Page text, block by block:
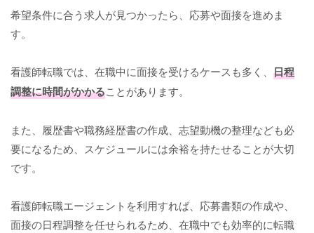
希望条件に合う求人が見つかったら、応募や面接を進めま
す。
看護師転職では、在職中に面接を受けるケースも多く、 日程
調整に時間がかかることがあります。
また、履歴書や職務経歴書の作成、志望動機の整理なども必
要になるため、スケジュールには余裕を持たせることが大切
です。
看護師転職エージェントを利用すれば、応募書類の作成や、
面接の日程調整を任せられるため、在職中でも効率的に転職